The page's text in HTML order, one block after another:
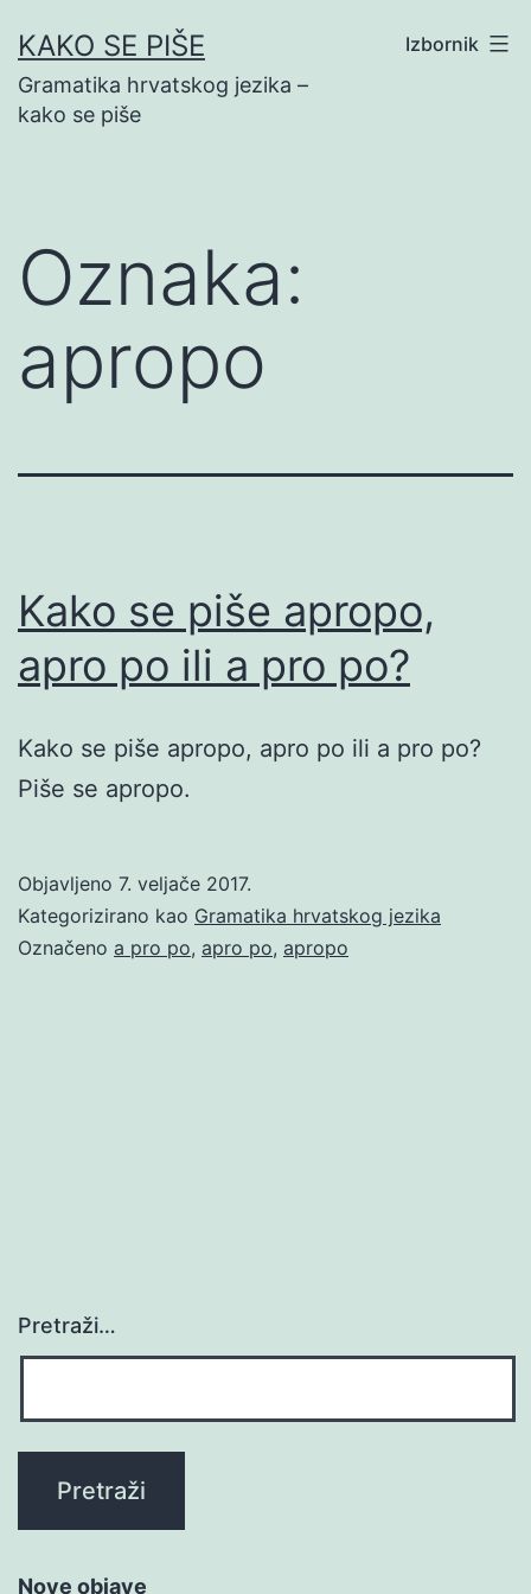
na
sadržaj
KAKO SE PIŠE
Gramatika hrvatskog jezika –
kako se piše
Izbornik
Oznaka:
apropo
Kako se piše apropo,
apro po ili a pro po?
Kako se piše apropo, apro po ili a pro po?
Piše se apropo.
Objavljeno 7. veljače 2017.
Kategorizirano kao Gramatika hrvatskog jezika
Označeno a pro po, apro po, apropo
Pretraži…
Nove objave